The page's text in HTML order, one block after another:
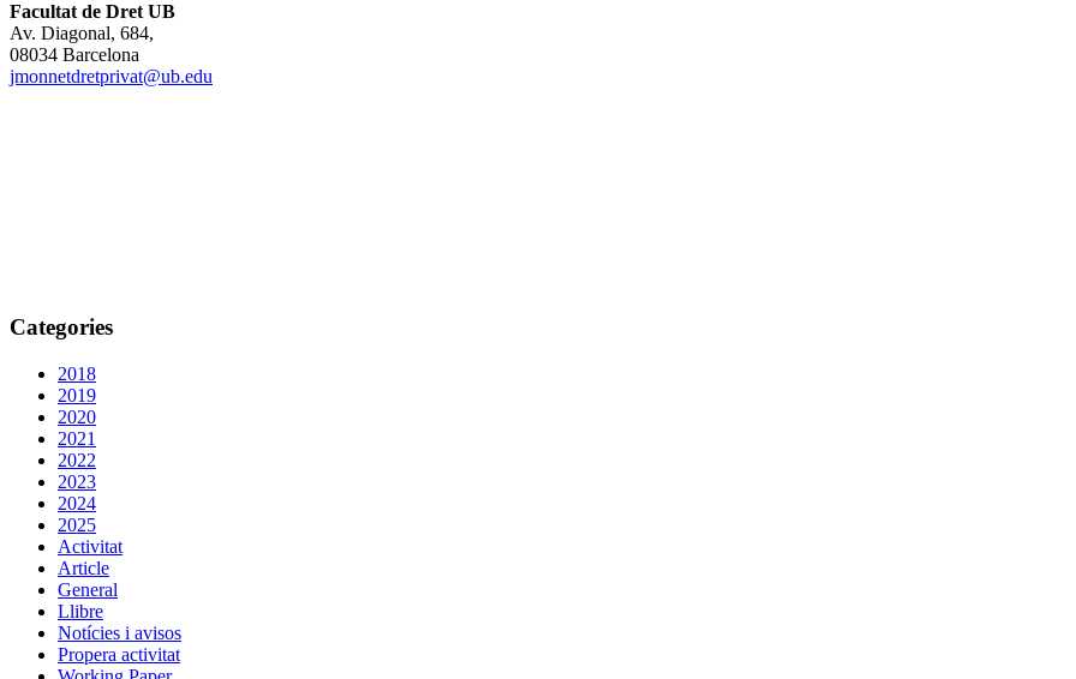
Facultat de Dret UB
Av. Diagonal, 684,
08034 Barcelona
jmonnetdretprivat@ub.edu
Categories
2018
2019
2020
2021
2022
2023
2024
2025
Activitat
Article
General
Llibre
Notícies i avisos
Propera activitat